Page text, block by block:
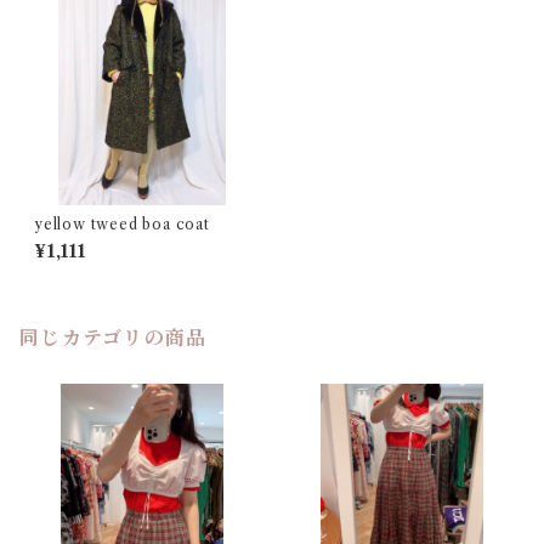
yellow tweed boa coat
¥1,111
同じカテゴリの商品